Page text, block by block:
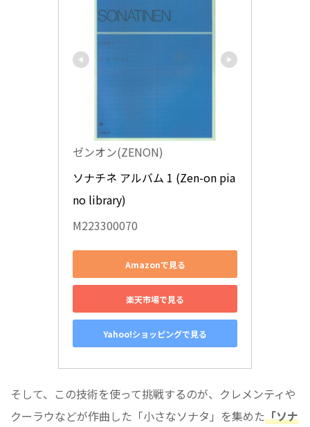
ゼンオン(ZENON)
ソナチネ アルバム 1 (Zen-on pia
no library)
M223300070
Amazonで見る
楽天市場で見る
Yahoo!ショッピングで見る
そして、この技術を使って挑戦するのが、クレメンティや
クーラウなどが作曲した「小さなソナタ」を集めた「ソナ